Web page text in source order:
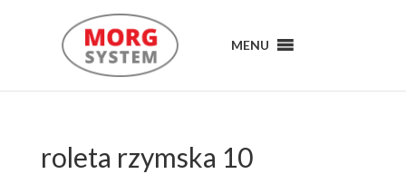
MENU
roleta rzymska 10